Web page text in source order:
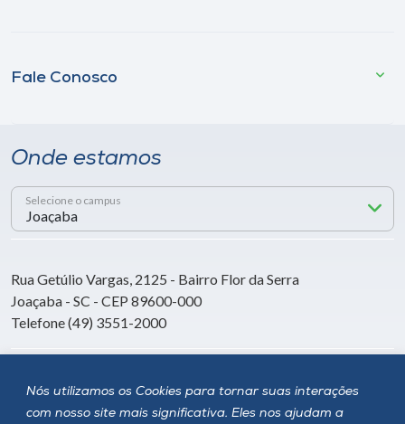
Nós utilizamos os Cookies para tornar suas interações
com nosso site mais significativa. Eles nos ajudam a
Fale Conosco
Onde estamos
Selecione o campus
Rua Getúlio Vargas, 2125 - Bairro Flor da Serra
Joaçaba - SC - CEP 89600-000
Telefone (49) 3551-2000
Siga a Unoesc